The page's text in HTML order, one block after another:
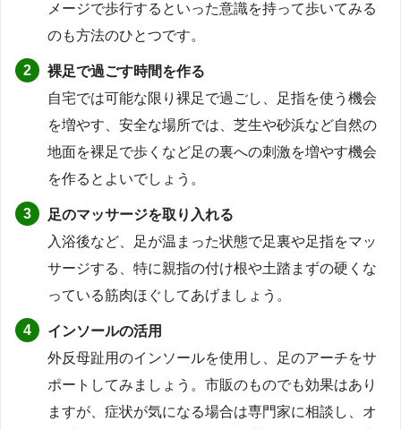
メージで歩行するといった意識を持って歩いてみる
のも方法のひとつです。
裸足で過ごす時間を作る
自宅では可能な限り裸足で過ごし、足指を使う機会
を増やす、安全な場所では、芝生や砂浜など自然の
地面を裸足で歩くなど足の裏への刺激を増やす機会
を作るとよいでしょう。
足のマッサージを取り入れる
入浴後など、足が温まった状態で足裏や足指をマッ
サージする、特に親指の付け根や土踏まずの硬くな
っている筋肉ほぐしてあげましょう。
インソールの活用
外反母趾用のインソールを使用し、足のアーチをサ
ポートしてみましょう。市販のものでも効果はあり
ますが、症状が気になる場合は専門家に相談し、オ